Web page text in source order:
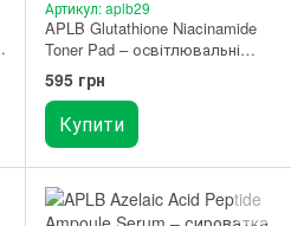
Артикул: aplb29
APLB Glutathione Niacinamide
Toner Pad – освітлювальні
тонер-пади з ніацинамідом та
глутатіоном 60 шт.
595 грн
Купити